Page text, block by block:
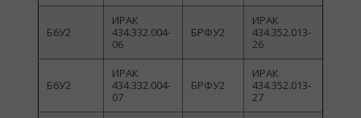
Б6У2
ИРАК
434.332.004-
06
БРФУ2
ИРАК
434.352.013-
26
Б6У2
ИРАК
434.332.004-
07
БРФУ2
ИРАК
434.352.013-
27